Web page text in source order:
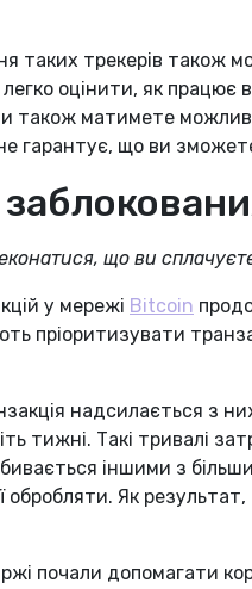
таких трекерів також
оцінити, як працює
також матимете
гарантує, що ви зможете
що ви
у мережі Bitcoin
пріоритизувати
надсилається з
тижні. Такі тривалі
іншими з
обробляти. Як
почали допомагати